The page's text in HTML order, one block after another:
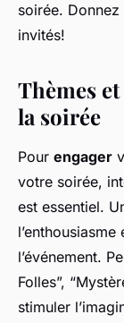
soirée.
invités!
Thèmes
la soirée
Pour engager
votre soirée,
est essentiel.
l’événement.
Folles”,
stimuler